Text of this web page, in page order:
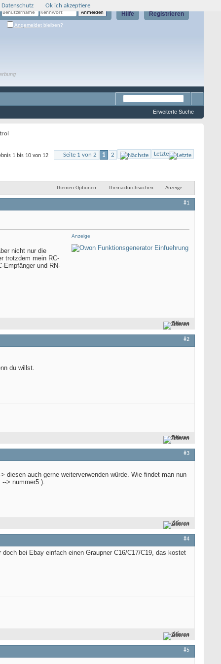
Registrieren
Hilfe
Angemeldet bleiben?
Erweiterte Suche
Seite 1 von 2
1 2 Letzte
1 bis 10 von 12
Themen-Optionen Thema durchsuchen Anzeige
#1
Anzeige
nicht nur die
trotzdem mein RC-
Empfänger und RN-
Zitieren
#2
du willst.
Zitieren
#3
diesen auch gerne weiterverwenden würde. Wie findet man nun
--> nummer5 ).
Zitieren
#4
bei Ebay einfach einen Graupner C16/C17/C19, das kostet
Zitieren
#5
Ok ich akzeptiere